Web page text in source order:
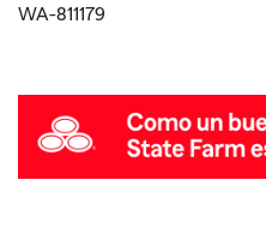
WA-811179